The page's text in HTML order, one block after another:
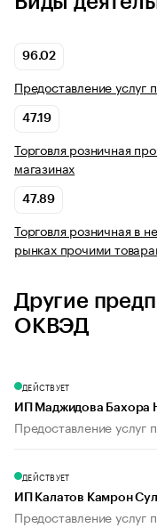
96.02
Предоставление услуг
47.19
Торговля розничная
магазинах
47.89
Торговля розничная в
рынках прочими
Другие
ОКВЭД
ДЕЙСТВУЕТ
ИП Маджидова Бахора
Предоставление услуг
ДЕЙСТВУЕТ
ИП Калатов Камрон
Предоставление услуг